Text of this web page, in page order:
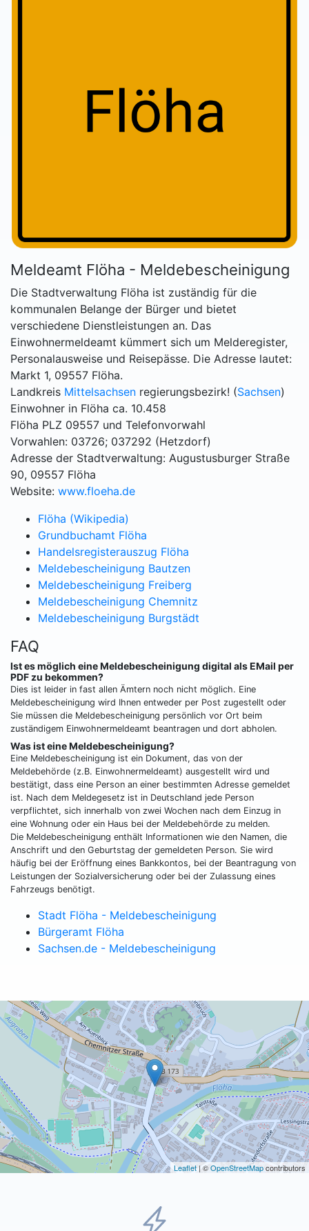
Meldeamt Flöha - Meldebescheinigung
Die Stadtverwaltung Flöha ist zuständig für die
kommunalen Belange der Bürger und bietet
verschiedene Dienstleistungen an. Das
Einwohnermeldeamt kümmert sich um Melderegister,
Personalausweise und Reisepässe. Die Adresse lautet:
Markt 1, 09557 Flöha.
Landkreis Mittelsachsen regierungsbezirk! (Sachsen)
Einwohner in Flöha ca. 10.458
Flöha PLZ 09557 und Telefonvorwahl
Vorwahlen: 03726; 037292 (Hetzdorf)
Adresse der Stadtverwaltung: Augustusburger Straße
90, 09557 Flöha
Website: www.floeha.de
Flöha (Wikipedia)
Grundbuchamt Flöha
Handelsregisterauszug Flöha
Meldebescheinigung Bautzen
Meldebescheinigung Freiberg
Meldebescheinigung Chemnitz
Meldebescheinigung Burgstädt
FAQ
Ist es möglich eine Meldebescheinigung digital als EMail per
PDF zu bekommen?
Dies ist leider in fast allen Ämtern noch nicht möglich. Eine
Meldebescheinigung wird Ihnen entweder per Post zugestellt oder
Sie müssen die Meldebescheinigung persönlich vor Ort beim
zuständigem Einwohnermeldeamt beantragen und dort abholen.
Was ist eine Meldebescheinigung?
Eine Meldebescheinigung ist ein Dokument, das von der
Meldebehörde (z.B. Einwohnermeldeamt) ausgestellt wird und
bestätigt, dass eine Person an einer bestimmten Adresse gemeldet
ist. Nach dem Meldegesetz ist in Deutschland jede Person
verpflichtet, sich innerhalb von zwei Wochen nach dem Einzug in
eine Wohnung oder ein Haus bei der Meldebehörde zu melden.
Die Meldebescheinigung enthält Informationen wie den Namen, die
Anschrift und den Geburtstag der gemeldeten Person. Sie wird
häufig bei der Eröffnung eines Bankkontos, bei der Beantragung von
Leistungen der Sozialversicherung oder bei der Zulassung eines
Fahrzeugs benötigt.
Stadt Flöha - Meldebescheinigung
Bürgeramt Flöha
Sachsen.de - Meldebescheinigung
Leaflet | ©OpenStreetMapcontributors